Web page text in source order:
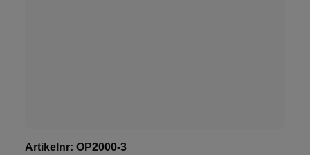
Artikelnr: OP2000-3